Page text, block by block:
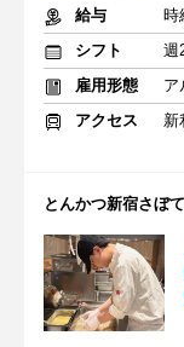
給与
時
シフト
雇用形態
ア
アクセス
新
とんかつ新宿さぼ